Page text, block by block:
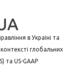
в Україні та
глобальних
та US-GAAP